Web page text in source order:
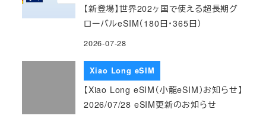
【新登場】世界202ヶ国で使える超長期グ
ローバルeSIM（180日・365日）
2026-07-28
Xiao Long eSIM
【Xiao Long eSIM（小龍eSIM）お知らせ】
2026/07/28 eSIM更新のお知らせ